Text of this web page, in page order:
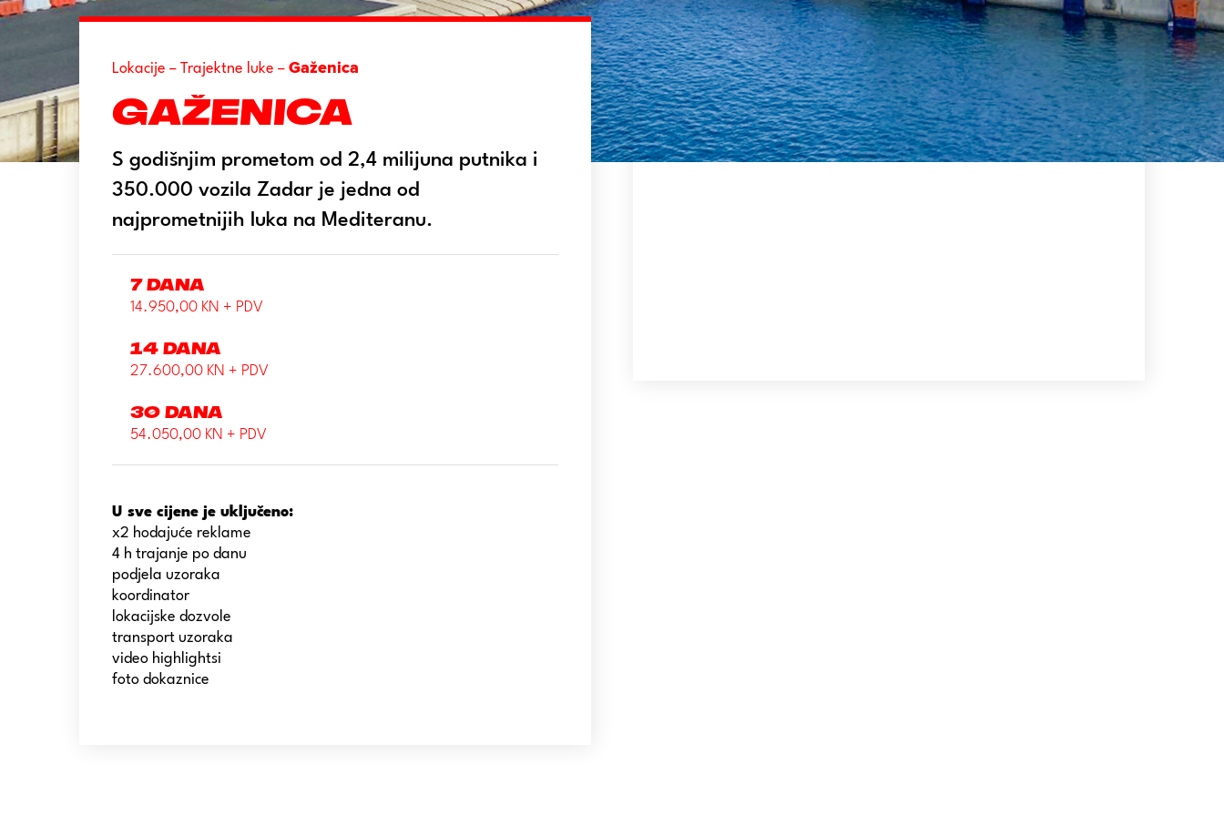
Lokacije – Trajektne luke – Gaženica
Gaženica
S godišnjim prometom od 2,4 milijuna putnika i
350.000 vozila Zadar je jedna od
najprometnijih luka na Mediteranu.
7 dana
14.950,00 KN + PDV
14 dana
27.600,00 KN + PDV
30 dana
54.050,00 KN + PDV
U sve cijene je uključeno:
x2 hodajuće reklame
4 h trajanje po danu
podjela uzoraka
koordinator
lokacijske dozvole
transport uzoraka
video highlightsi
foto dokaznice